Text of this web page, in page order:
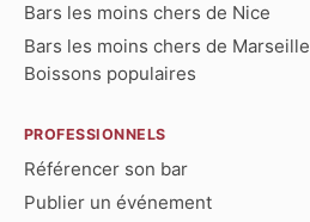
Bars les moins chers de Nice
Bars les moins chers de Marseille
Boissons populaires
PROFESSIONNELS
Référencer son bar
Publier un événement